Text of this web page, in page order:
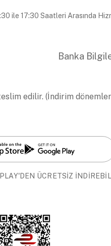
ile 17:30 Saatleri Arasında
Banka
edilir. (İndirim
ÜCRETSİZ